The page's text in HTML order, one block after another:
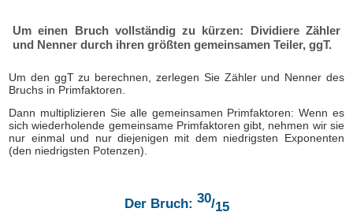
Um einen Bruch vollständig zu kürzen: Dividiere Zähler
und Nenner durch ihren größten gemeinsamen Teiler, ggT.
Um den ggT zu berechnen, zerlegen Sie Zähler und Nenner des
Bruchs in Primfaktoren.
Dann multiplizieren Sie alle gemeinsamen Primfaktoren: Wenn es
sich wiederholende gemeinsame Primfaktoren gibt, nehmen wir sie
nur einmal und nur diejenigen mit dem niedrigsten Exponenten
(den niedrigsten Potenzen).
Der Bruch: 30/15